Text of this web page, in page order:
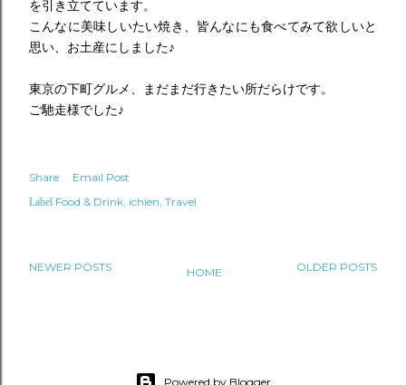
を引き立てています。
こんなに美味しいたい焼き、皆んなにも食べてみて欲しいと
思い、 お土産にしました♪
東京の下町グルメ、まだまだ行きたい所だらけです。
ご馳走様でした♪
Share Email Post
Label Food & Drink ichien Travel
NEWER POSTS OLDER POSTS
HOME
Powered by Blogger